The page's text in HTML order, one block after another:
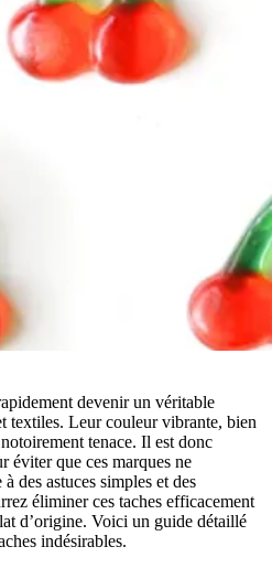
devenir un véritable
textiles. Leur couleur vibrante, bien
tenace. Il est donc
éviter que ces marques ne
des astuces simples et des
éliminer ces taches efficacement
d’origine. Voici un guide détaillé
indésirables.